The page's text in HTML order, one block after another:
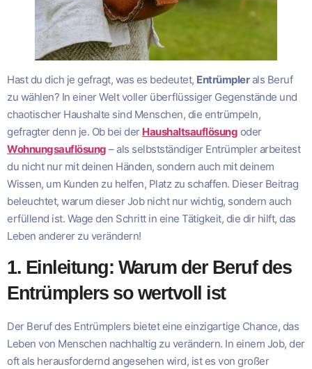
Hast du dich je gefragt, was es bedeutet, Entrümplerals Beruf
zu wählen? In einer Welt voller überflüssiger Gegenstände und
chaotischer Haushalte sind Menschen, die entrümpeln,
gefragter denn je. Ob bei der Haushaltsauflösung oder
Wohnungsauflösung – als selbstständiger Entrümpler arbeitest
du nicht nur mit deinen Händen, sondern auch mit deinem
Wissen, um Kunden zu helfen, Platz zu schaffen. Dieser Beitrag
beleuchtet, warum dieser Job nicht nur wichtig, sondern auch
erfüllend ist. Wage den Schritt in eine Tätigkeit, die dir hilft, das
Leben anderer zu verändern!
1. Einleitung: Warum der Beruf des
Entrümplers so wertvoll ist
Der Beruf des Entrümplers bietet eine einzigartige Chance, das
Leben von Menschen nachhaltig zu verändern. In einem Job, der
oft als herausfordernd angesehen wird, ist es von großer